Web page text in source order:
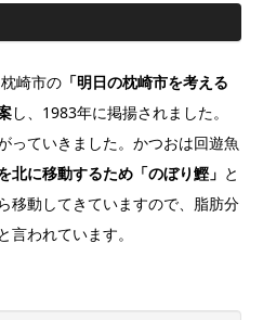
崎市の 「明日の枕崎市を考える
し、1983年に掲揚されました。
っていきました。かつおは回遊魚
北に移動するため「のぼり鰹」 と
移動してきていますので、脂肪分
言われています。